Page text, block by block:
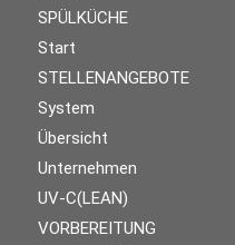
SPÜLKÜCHE
Start
STELLENANGEBOTE
System
Übersicht
Unternehmen
UV-C(LEAN)
VORBEREITUNG